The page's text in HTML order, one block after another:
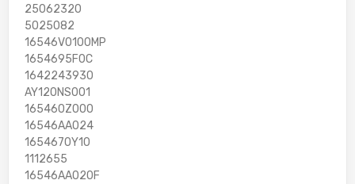
25062320
5025082
16546V0100MP
1654695F0C
1642243930
AY120NS001
165460Z000
16546AA024
1654670Y10
1112655
16546AA020F